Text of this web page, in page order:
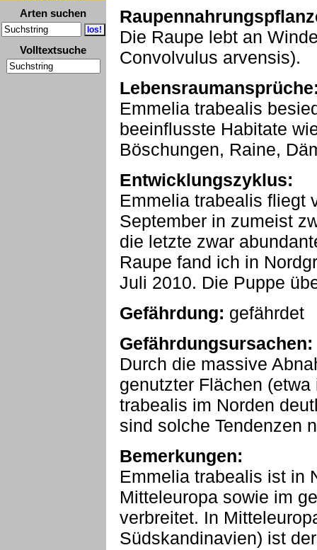
Arten suchen
Volltextsuche
Die Raupe lebt an
Convolvulus arvensis).
Emmelia trabealis
beeinflusste Habitate
Böschungen, Raine,
Entwicklungszyklus:
Emmelia trabealis fliegt
September in zumeist
die letzte zwar
Raupe fand ich in
Juli 2010. Die Puppe
Gefährdung: gefährdet
Gefährdungsursachen:
Durch die massive
genutzter Flächen
trabealis im Norden
sind solche Tendenzen
Bemerkungen:
Emmelia trabealis ist in
Mitteleuropa sowie im
verbreitet. In
Südskandinavien) ist